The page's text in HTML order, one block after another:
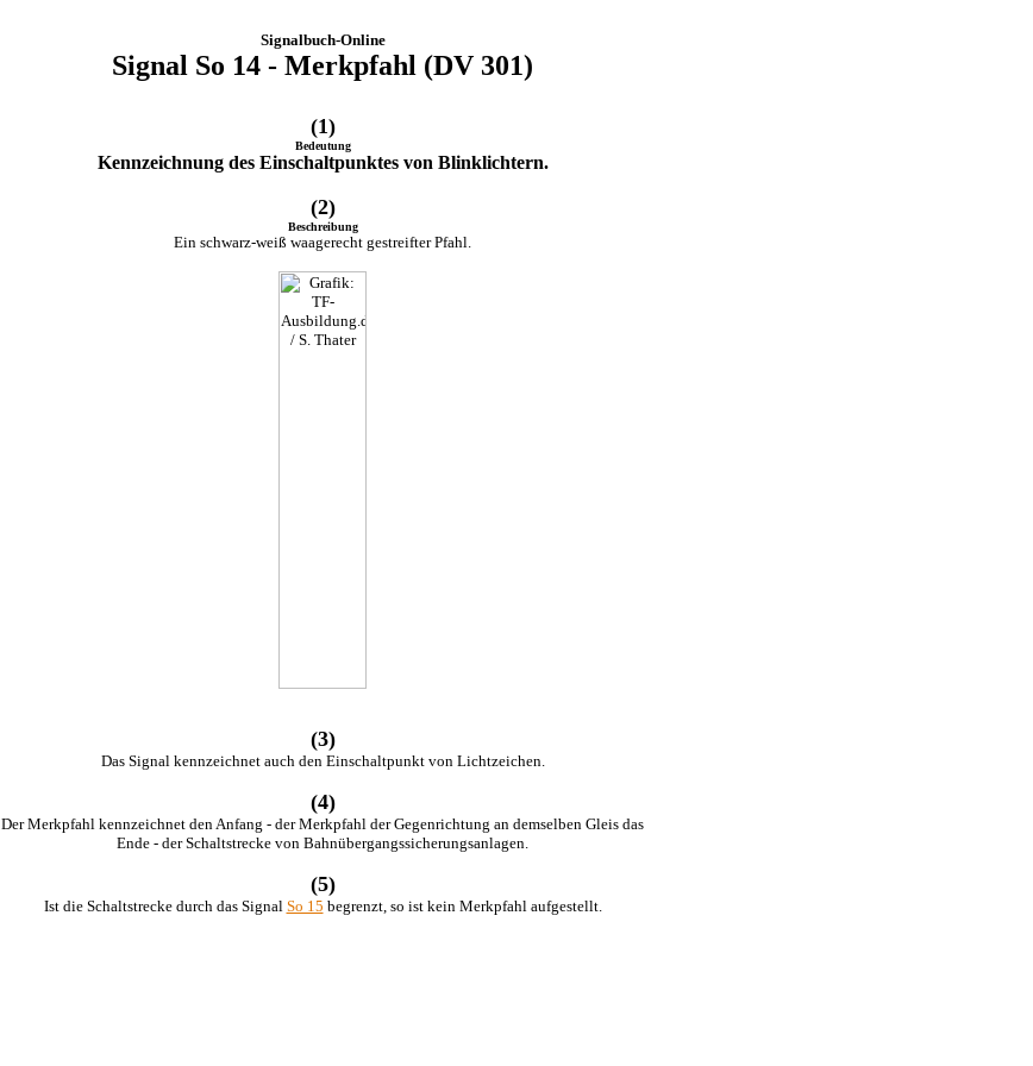
Signalbuch-Online
Signal So 14 - Merkpfahl (DV 301)
(1)
Bedeutung
Kennzeichnung des Einschaltpunktes von Blinklichtern.
(2)
Beschreibung
Ein schwarz-weiß waagerecht gestreifter Pfahl.
(3)
Das Signal kennzeichnet auch den Einschaltpunkt von Lichtzeichen.
(4)
Der Merkpfahl kennzeichnet den Anfang - der Merkpfahl der Gegenrichtung an demselben Gleis das
Ende - der Schaltstrecke von Bahnübergangssicherungsanlagen.
(5)
Ist die Schaltstrecke durch das Signal So 15 begrenzt, so ist kein Merkpfahl aufgestellt.